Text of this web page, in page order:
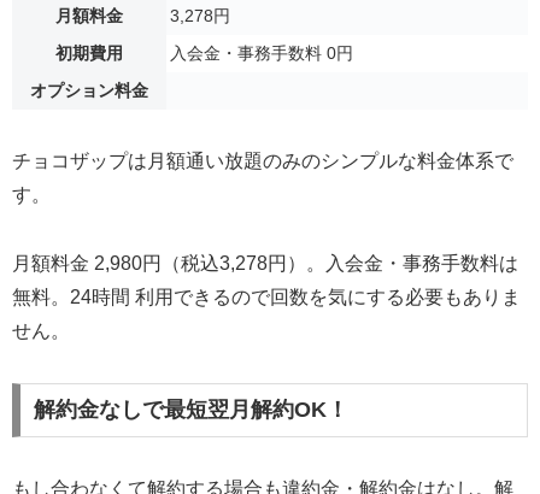
月額料金
3,278円
初期費用
入会金・事務手数料 0円
オプション料金
チョコザップは月額通い放題のみのシンプルな料金体系で
す。
月額料金 2,980円（税込3,278円）。入会金・事務手数料は
無料。24時間 利用できるので回数を気にする必要もありま
せん。
解約金なしで最短翌月解約OK！
もし合わなくて解約する場合も違約金・解約金はなし。解